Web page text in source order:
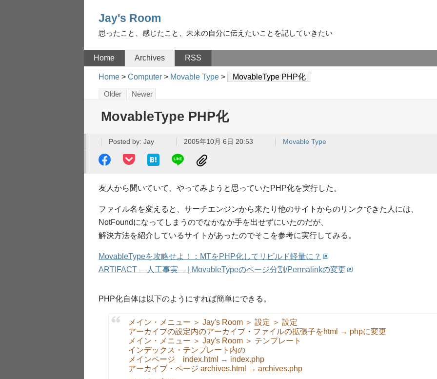
Jay's Room
思ったこと、感じたこと、未来の自分に伝えたいことを記していきたい
Home Archives RSS
Home > Computer > Movable Type > MovableType PHP化
Older Newer
MovableType PHP化
Posted by: Jay 2005年10月 6日 20:53 Movable Type
友人から聞いていて、やってみようと思っていたPHP化を実行した。
ファイル名を変えると、サーチエンジンから来たり他のサイトからのリンクできた人には、
NotFoundになってしまうのでなかなか手を出せずにいたのだが、
解決方法を紹介しているサイトがあったのでそこを参考に実行してみる。
MovableTypeを攻略せよ！：MTをPHP化してリビルド軽量に？
ARTIFACT ―人工事実― | MovableTypeのページ分割/Permalinkの変更
PHP化自体は以下のようにすれば簡単にできる。
メイン・メニュー ＞ Jay's Room ＞ 設定 ＞ 設定
アーカイブの設定内のアーカイブ・ファイルの拡張子をhtml → phpに変更
メイン・メニュー ＞ Jay's Room ＞ テンプレート
インデックス・テンプレート内の
メインページ index.html → index.php
アーカイブ・ページ archives.html → archives.php